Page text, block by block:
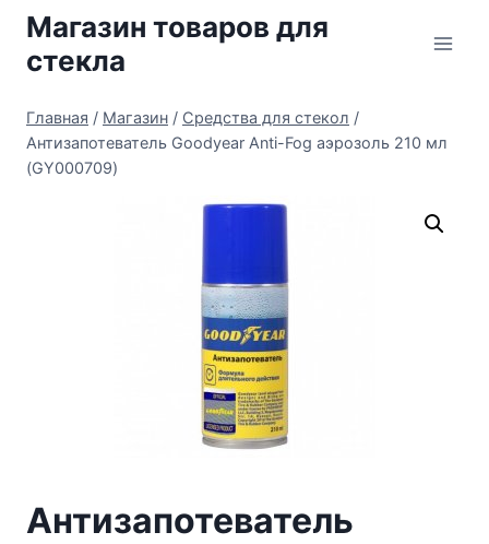
Перейти
содержимому
Магазин товаров для
стекла
Главная / Магазин / Средства для стекол /
Антизапотеватель Goodyear Anti-Fog аэрозоль 210 мл
(GY000709)
Антизапотеватель